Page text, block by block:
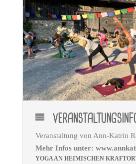
Veranstaltung von Ann-Katrin
Mehr Infos unter:
YOGA AN HEIMISCHEN